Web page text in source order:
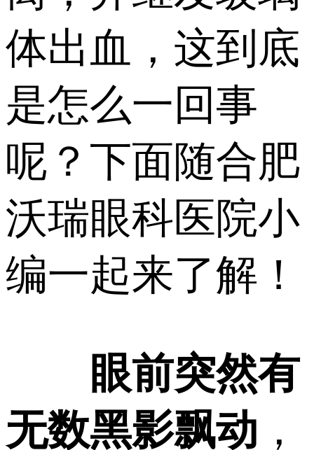
体出血，这到底
是怎么一回事
呢？下面随合肥
沃瑞眼科医院小
编一起来了解！
眼前突然有
无数黑影飘动 ，